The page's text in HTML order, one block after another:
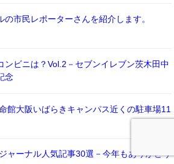
の市民レポーターさんを紹介します。
ンビニは？Vol.2－セブンイレブン茨木田中
念
館大阪いばらきキャンパス近くの駐車場11
ャーナル人気記事30選－今年もありがとう